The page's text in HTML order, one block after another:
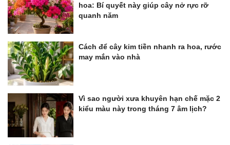
hoa: Bí quyết này giúp cây nở rực rỡ
quanh năm
Cách để cây kim tiền nhanh ra hoa, rước
may mắn vào nhà
Vì sao người xưa khuyên hạn chế mặc 2
kiểu màu này trong tháng 7 âm lịch?